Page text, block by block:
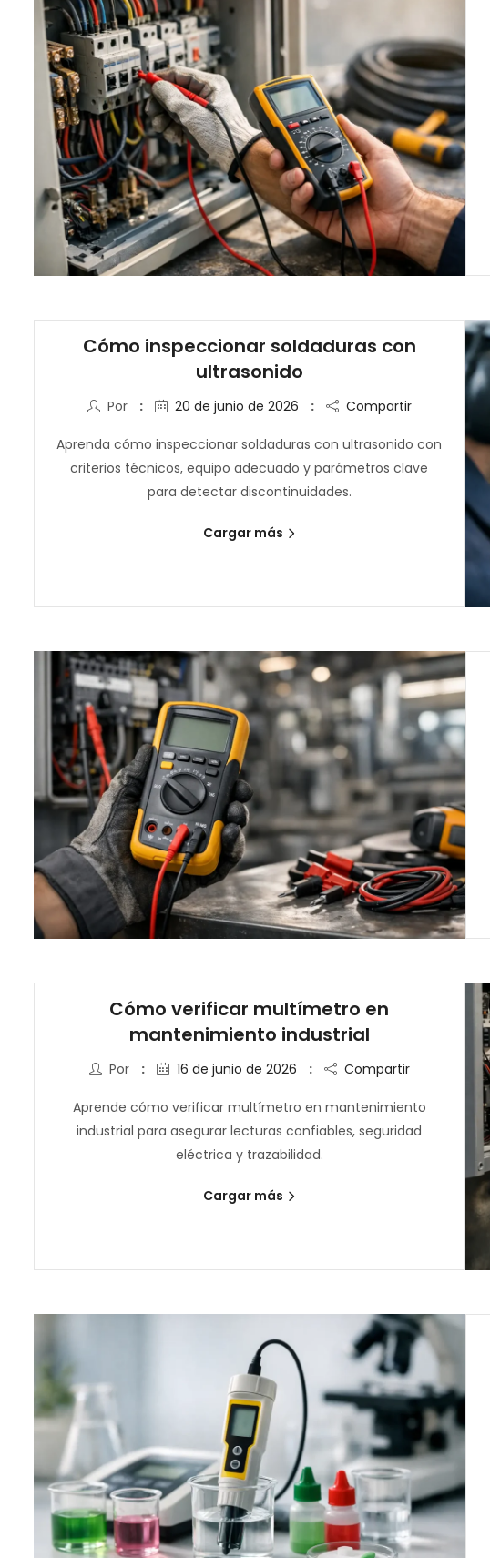
Cómo inspeccionar soldaduras con
ultrasonido
Por 20 de junio de 2026 Compartir
Aprenda cómo inspeccionar soldaduras con ultrasonido con
criterios técnicos, equipo adecuado y parámetros clave
para detectar discontinuidades.
Cargar más
Cómo verificar multímetro en
mantenimiento industrial
Por 16 de junio de 2026 Compartir
Aprende cómo verificar multímetro en mantenimiento
industrial para asegurar lecturas confiables, seguridad
eléctrica y trazabilidad.
Cargar más